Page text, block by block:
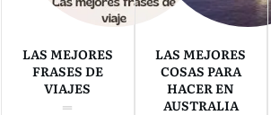
LAS MEJORES
FRASES DE
VIAJES
LAS MEJORES
COSAS PARA
HACER EN
AUSTRALIA